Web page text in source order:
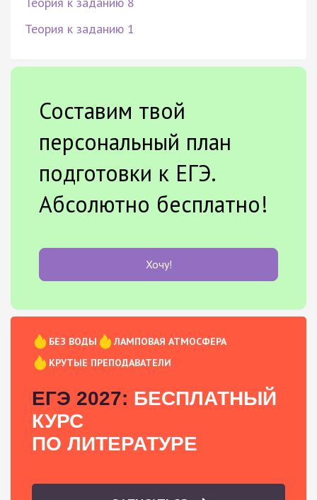
Теория к заданию 1
Составим твой
персональный план
подготовки к ЕГЭ.
Абсолютно бесплатно!
Хочу!
БЕЗ ВОДЫ
ЛАМПОВАЯ АТМОСФЕРА
КРУТЫЕ ПРЕПОДАВАТЕЛИ
ЕГЭ 2027: БЕСПЛАТНЫЙ
КУРС
ПО ЛИТЕРАТУРЕ